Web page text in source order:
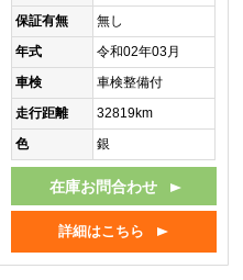
保証有無
無し
年式
令和02年03月
車検
車検整備付
走行距離
32819km
色
銀
在庫お問合わせ
詳細はこちら